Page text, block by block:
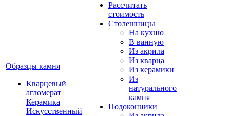
Образцы камня
Кварцевый
агломерат
Керамика
Искусственный
Рассчитать
стоимость
Столешницы
На кухню
В ванную
Из акрила
Из кварца
Из керамики
Из
натурального
камня
Подоконники